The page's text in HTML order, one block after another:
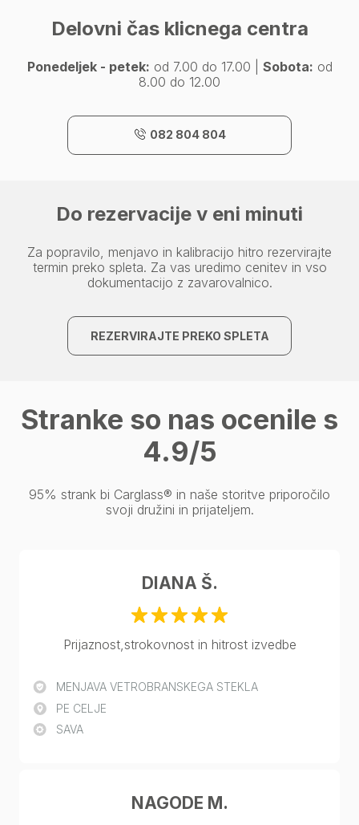
Delovni čas klicnega centra
Ponedeljek - petek: od 7.00 do 17.00 | Sobota: od
8.00 do 12.00
082 804 804
Do rezervacije v eni minuti
Za popravilo, menjavo in kalibracijo hitro rezervirajte
termin preko spleta. Za vas uredimo cenitev in vso
dokumentacijo z zavarovalnico.
REZERVIRAJTE PREKO SPLETA
Stranke so nas ocenile s
4.9/5
95% strank bi Carglass® in naše storitve priporočilo
svoji družini in prijateljem.
DIANA Š.
Prijaznost,strokovnost in hitrost izvedbe
MENJAVA VETROBRANSKEGA STEKLA
PE CELJE
SAVA
NAGODE M.